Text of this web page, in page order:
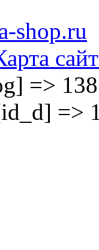
shop.ru
=>
=>